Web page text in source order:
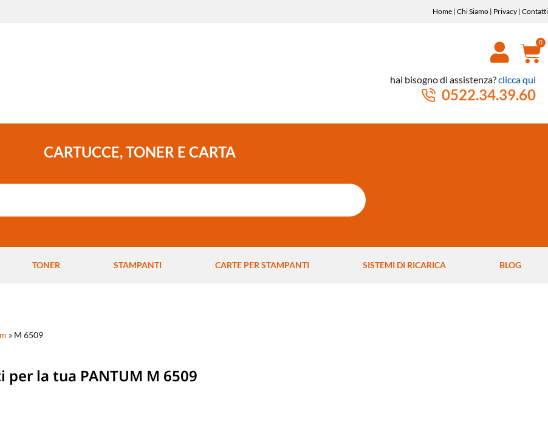
Home | Chi Siamo | Privacy | Contatti
hai bisogno di assistenza?clicca qui
0522.34.39.60
CARTUCCE, TONER E CARTA
TONER STAMPANTI CARTE PER STAMPANTI SISTEMI DI RICARICA BLOG
» M 6509
per la tua PANTUM M 6509